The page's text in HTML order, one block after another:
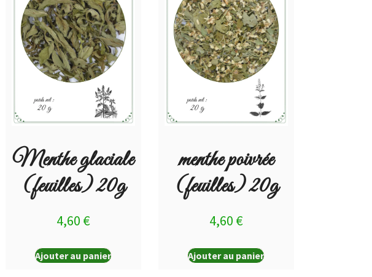
Menthe glaciale
(feuilles) 20g
4,60 €
Ajouter au panier
menthe poivrée
(feuilles) 20g
4,60 €
Ajouter au panier